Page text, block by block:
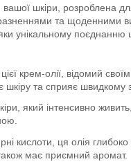
шкіри, розроблена
та щоденними
унікальному поєднанню
крем-олії, відомий
шкіру та сприяє
який інтенсивно
кислоти, ця олія
має приємний аромат.